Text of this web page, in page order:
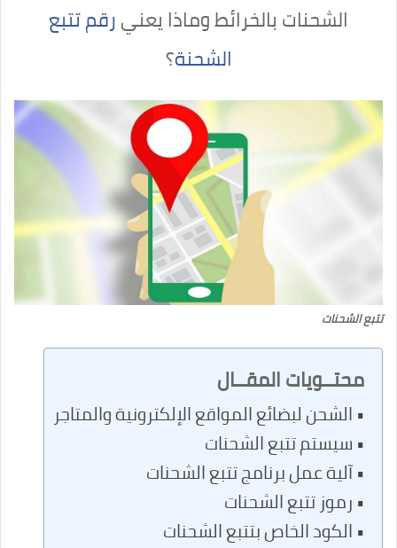
الشحنات بالخرائط وماذا يعنيرقم تتبع
الشحنة؟
تتبع الشحنات
محتــويات المقــال
الشحن لبضائع المواقع الإلكترونية والمتاجر
سيستم تتبع الشحنات
آلية عمل برنامج تتبع الشحنات
رموز تتبع الشحنات
الكود الخاص بتتبع الشحنات